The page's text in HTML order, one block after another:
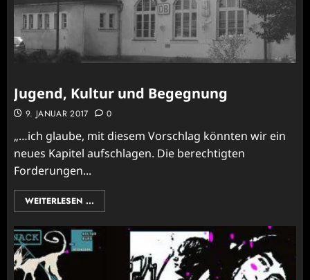
Jugend, Kultur und Begegnung
9. JANUAR 2017 0
„…ich glaube, mit diesem Vorschlag könnten wir ein
neues Kapitel aufschlagen. Die berechtigten
Forderungen...
WEITERLESEN ...